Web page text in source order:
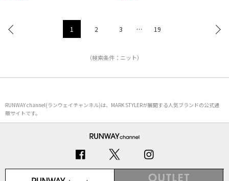
1 2 3 … 19
（検索条件：ニット）
RUNWAY channel(ランウェイチャンネル)は、MARK STYLERが展開する人気ブランドの公式通
販サイトです。